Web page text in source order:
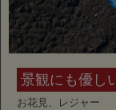
景観にも優し
お花見、レジャー